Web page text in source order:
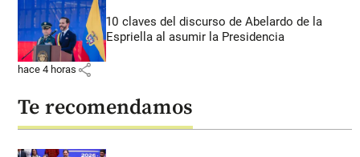
10 claves del discurso de Abelardo de la
Espriella al asumir la Presidencia
hace 4 horas share
Te recomendamos